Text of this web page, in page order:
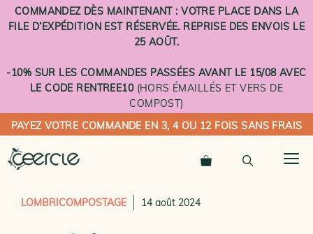
Aller
au
COMMANDEZ DÈS MAINTENANT : VOTRE PLACE DANS LA
FILE D’EXPÉDITION EST RÉSERVÉE. REPRISE DES ENVOIS LE
25 AOÛT.
-10% SUR LES COMMANDES PASSÉES AVANT LE 15/08 AVEC
LE CODE RENTREE10(HORS ÉMAILLÉS ET VERS DE
COMPOST)
PAYEZ VOTRE COMMANDE EN 3, 4 OU 12 FOIS SANS FRAIS
LOMBRICOMPOSTAGE 14 août 2024